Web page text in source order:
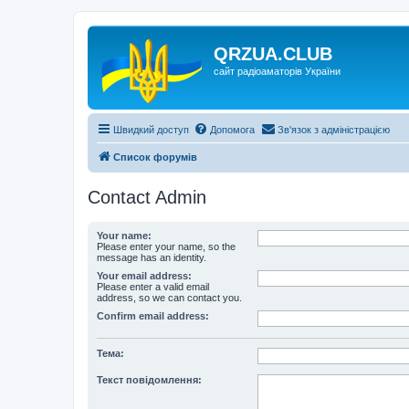
QRZUA.CLUB
сайт радіоаматорів України
Швидкий доступ Допомога Зв'язок з адміністрацією
Список форумів
Contact Admin
Your name:
Please enter your name, so the
message has an identity.
Your email address:
Please enter a valid email
address, so we can contact you.
Confirm email address:
Тема:
Текст повідомлення: